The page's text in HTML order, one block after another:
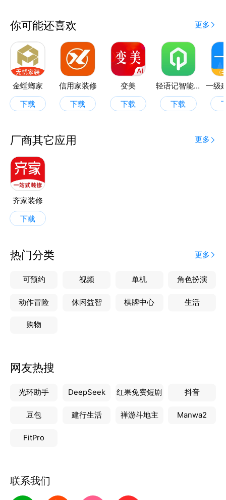
免费出具三套户型设计方案，精选明星资深设计师为您
的家进行户型设计。如不满意，修改到满意为止。
【免费报价】
基于大数据智能报价，提前了解报价，严防装修超预
算；出具详尽报价单，安心和装修公司谈判。
上传户型图，上传户型图，获取720全景定制方案，让
你还未装修就能亲眼看见未来家的样子
【口碑装修】
严审品牌资质，只收录业主好评的装修公司，你可以放
心挑选.
【精美图集】
化。总能找到你喜欢的家的样子。
------平台力量品质保证------
任，提供一站式装修解决方案，全国300个城市落地，
台、自有品牌装修、齐家金融、齐家投资，逐渐构筑起
你可能还喜欢 更多
金螳螂家
下载
信用家装修
下载
变美
下载
轻语记智能记事本
下载
厂商其它应用 更多
齐家装修
下载
热门分类 更多
可预约 视频 单机 角色扮演
动作冒险 休闲益智 棋牌中心 生活
购物
网友热搜
光环助手 DeepSeek 红果免费短剧 抖音
豆包 建行生活 禅游斗地主 Manwa2
FitPro
联系我们